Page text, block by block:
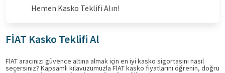
Hemen Kasko Teklifi Alın!
FİAT Kasko Teklifi Al
FİAT aracınızı güvence altına almak için en iyi kasko sigortasını nasıl
seçersiniz? Kapsamlı kılavuzumuzla FİAT kasko fiyatlarını öğrenin, doğru